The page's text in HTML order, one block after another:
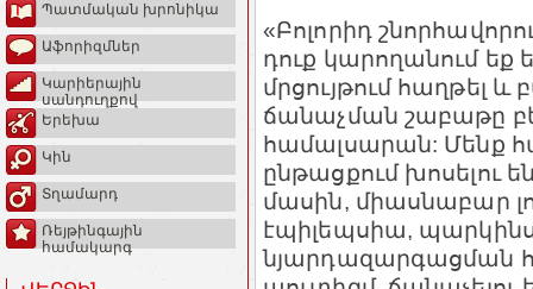
Պատմական խրոնիկա
Աֆորիզմներ
Կարիերային
սանդուղքով
Երեխա
Կին
Տղամարդ
Ռեյթինգային
համակարգ
«Բոլորիդ
դուք կարողանում
մրցույթում հաղթել և
ճանաչման շաբաթը
համալսարան: Մենք
ընթացքում խոսելու
մասին, միասնաբար
էպիլեպսիա,
նյարդազարգացման